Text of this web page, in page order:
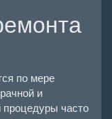
по мере
и
процедуры часто